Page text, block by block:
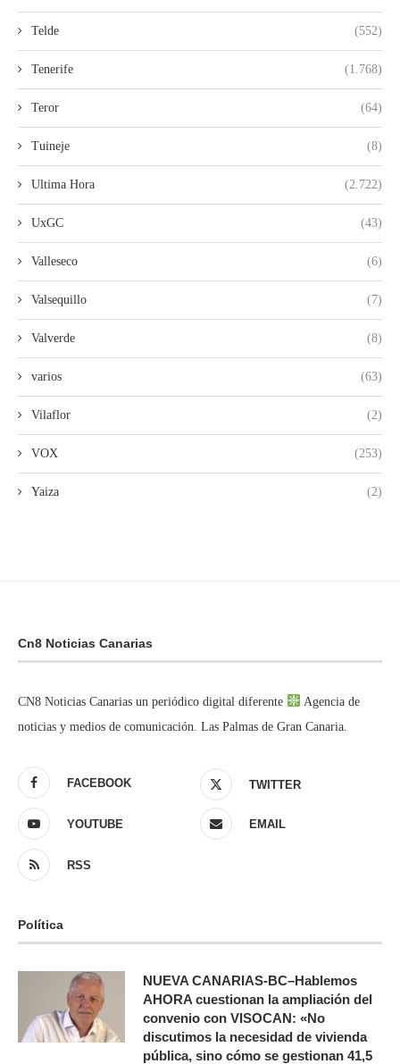
Telde (552)
Tenerife (1.768)
Teror (64)
Tuineje (8)
Ultima Hora (2.722)
UxGC (43)
Valleseco (6)
Valsequillo (7)
Valverde (8)
varios (63)
Vilaflor (2)
VOX (253)
Yaiza (2)
Cn8 Noticias Canarias
CN8 Noticias Canarias un periódico digital diferente
Agencia de
noticias y medios de comunicación. Las Palmas de Gran Canaria.
FACEBOOK TWITTER
YOUTUBE EMAIL
RSS
Política
NUEVA CANARIAS-BC–Hablemos
AHORA cuestionan la ampliación del
convenio con VISOCAN: «No
discutimos la necesidad de vivienda
pública, sino cómo se gestionan 41,5